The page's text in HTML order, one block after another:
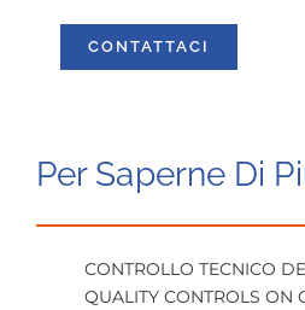
CONTATTACI
Per Saperne Di
CONTROLLO TECNICO
QUALITY CONTROLS ON